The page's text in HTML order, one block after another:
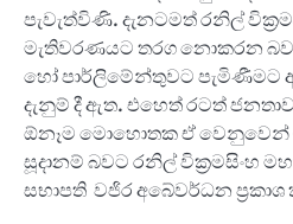
පැවැත්විණි. දැනටමත් රනිල්
මැතිවරණයට තරග නොකරන
හෝ පාර්ලිමේන්තුවට පැමිණීමට
දැනුම් දී ඇත. එහෙත් රටත්
ඕනෑම මොහොතක ඒ වෙනුවෙන්
සූදානම් බවට රනිල් වික්‍රමසිංහ
සභාපති වජිර අබේවර්ධන ප්‍රකාශ